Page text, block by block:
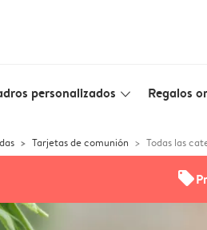
personalizados slim_arrow_down Regalos
Tarjetas de comunión Todas las
offers